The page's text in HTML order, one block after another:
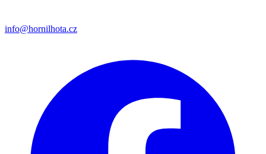
info@hornilhota.cz